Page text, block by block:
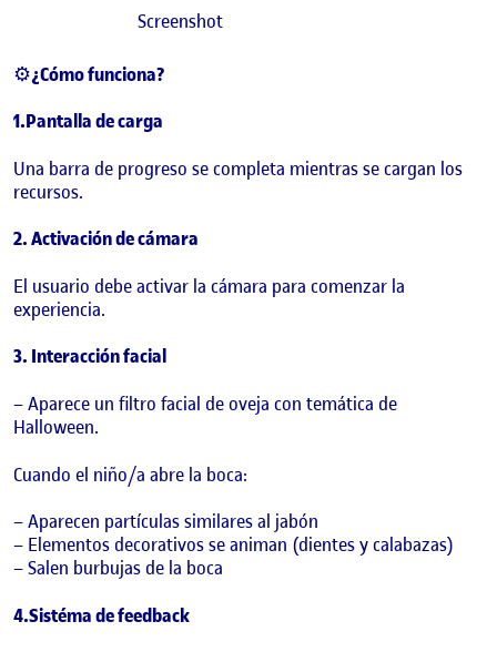
Screenshot
⚙️¿Cómo funciona?
1.Pantalla de carga
Una barra de progreso se completa mientras se cargan los
recursos.
2. Activación de cámara
El usuario debe activar la cámara para comenzar la
experiencia.
3. Interacción facial
– Aparece un filtro facial de oveja con temática de
Halloween.
Cuando el niño/a abre la boca:
– Aparecen partículas similares al jabón
– Elementos decorativos se animan (dientes y calabazas)
– Salen burbujas de la boca
4.Sistéma de feedback